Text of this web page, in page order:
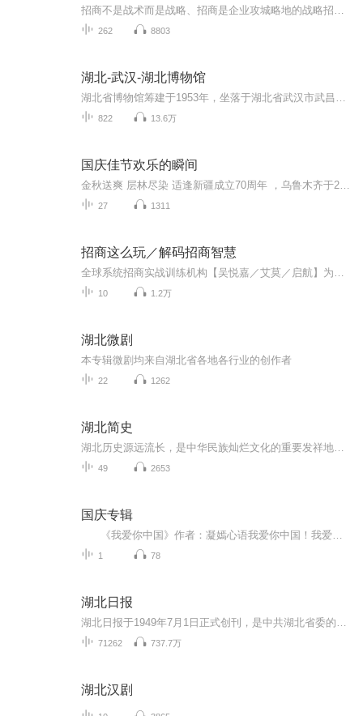
262 8803
湖北-武汉-湖北博物馆
822 13.6万
国庆佳节欢乐的瞬间
27 1311
招商这么玩／解码招商智慧
10 1.2万
湖北微剧
本专辑微剧均来自湖北省各地各行业的创作者
22 1262
湖北简史
49 2653
国庆专辑
1 78
湖北日报
71262 737.7万
湖北汉剧